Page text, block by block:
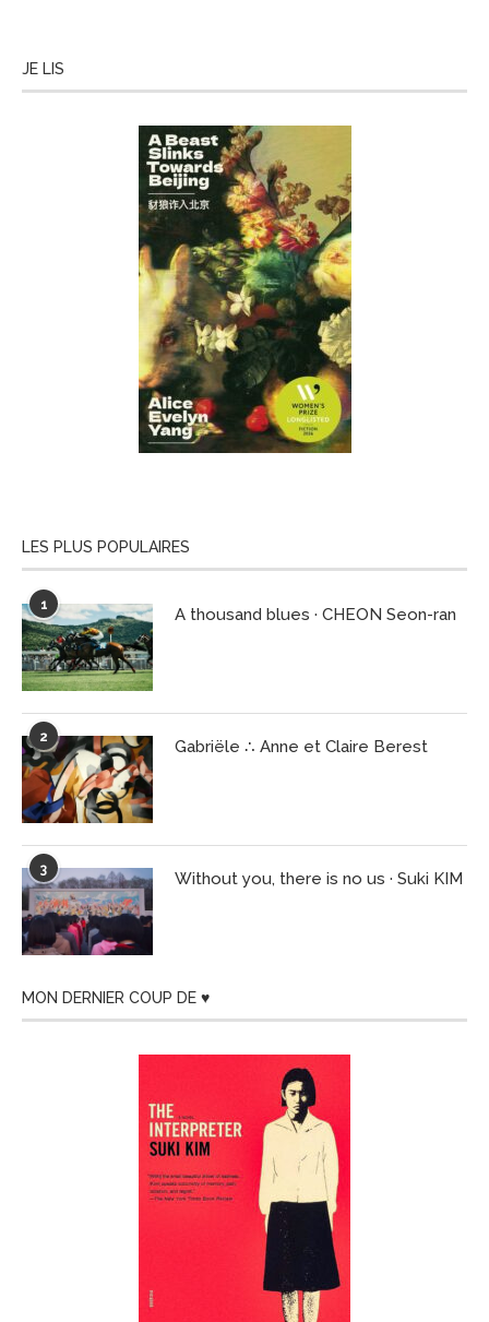
JE LIS
LES PLUS POPULAIRES
1 A thousand blues · CHEON Seon-ran
2 Gabriële ∴ Anne et Claire Berest
3 Without you, there is no us · Suki KIM
MON DERNIER COUP DE ♥